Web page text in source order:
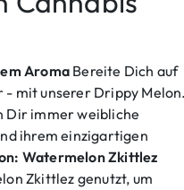
Aroma Bereite Dich auf
- mit unserer Drippy Melon.
Dir immer weibliche
ihrem einzigartigen
Watermelon Zkittlez
Zkittlez genutzt, um